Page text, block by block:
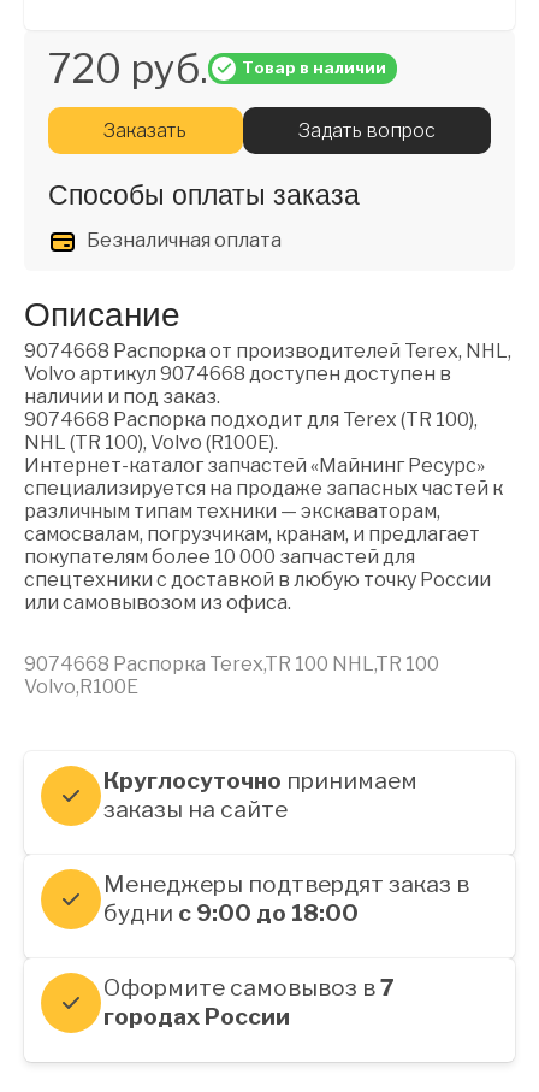
720 руб. Товар в наличии
Заказать Задать вопрос
Способы оплаты заказа
Безналичная оплата
Описание
9074668 Распорка от производителей Terex, NHL,
Volvo артикул 9074668 доступен доступен в
наличии и под заказ.
9074668 Распорка подходит для Terex (TR 100),
NHL (TR 100), Volvo (R100E).
Интернет-каталог запчастей «Майнинг Ресурс»
специализируется на продаже запасных частей к
различным типам техники — экскаваторам,
самосвалам, погрузчикам, кранам, и предлагает
покупателям более 10 000 запчастей для
спецтехники с доставкой в любую точку России
или самовывозом из офиса.
9074668 Распорка Terex,TR 100 NHL,TR 100
Volvo,R100E
Круглосуточно принимаем
заказы на сайте
Менеджеры подтвердят заказ в
будни с 9:00 до 18:00
Оформите самовывоз в7
городах России